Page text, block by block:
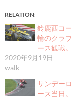
RELATION
鈴鹿西コ
輪のクラ
ース観戦。
2020年9月19日
walk
サンデー
ース当日。